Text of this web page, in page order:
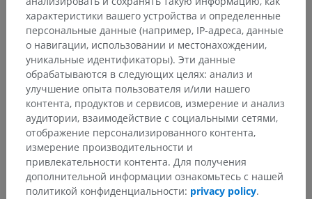
характеристики вашего устройства и определенные
персональные данные (например, IP-адреса, данные
о навигации, использовании и местонахождении,
уникальные идентификаторы). Эти данные
обрабатываются в следующих целях: анализ и
улучшение опыта пользователя и/или нашего
контента, продуктов и сервисов, измерение и анализ
аудитории, взаимодействие с социальными сетями,
отображение персонализированного контента,
измерение производительности и
привлекательности контента. Для получения
дополнительной информации ознакомьтесь с нашей
политикой конфиденциальности: privacy policy.